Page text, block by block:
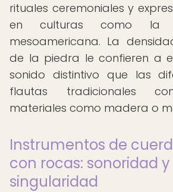
rituales ceremoniales y
en culturas como
mesoamericana. La
de la piedra le confieren a
sonido distintivo que las
flautas tradicionales
materiales como madera o
Instrumentos de
con rocas: sonoridad y
singularidad